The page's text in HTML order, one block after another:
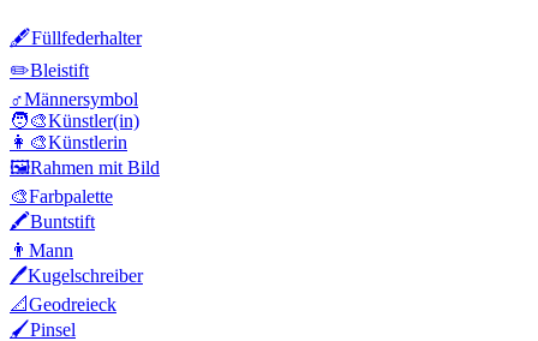
🖋️Füllfederhalter
✏️Bleistift
♂️Männersymbol
🧑‍🎨Künstler(in)
👩‍🎨Künstlerin
🖼️Rahmen mit Bild
🎨Farbpalette
🖍️Buntstift
👨 Mann
🖊️Kugelschreiber
📐Geodreieck
🖌️Pinsel